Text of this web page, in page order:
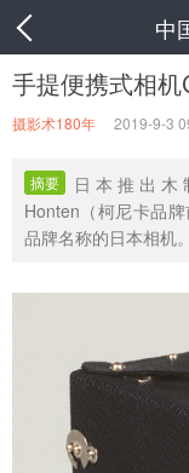
中
手提便携式相
摄影术180年 2019-9-3
摘要
日本推出木
Honten（柯尼卡品
品牌名称的日本相机。